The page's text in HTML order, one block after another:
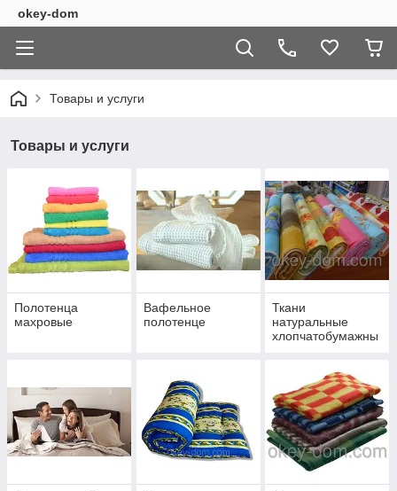
okey-dom
Товары и услуги
Товары и услуги
Полотенца
махровые
Вафельное
полотенце
Ткани
натуральные
хлопчатобумажны